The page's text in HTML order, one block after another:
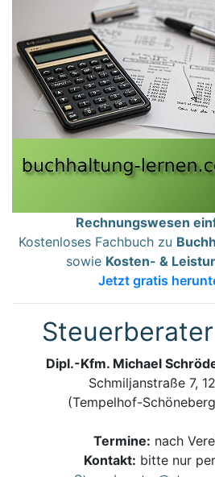
Rechnungswesen
Kostenloses Fachbuch zu
sowie Kosten- &
Jetzt gratis
Dipl.-Kfm. Michael
Schmiljanstraße 7,
(Tempelhof-
Termine: nach
Kontakt: bitte nur